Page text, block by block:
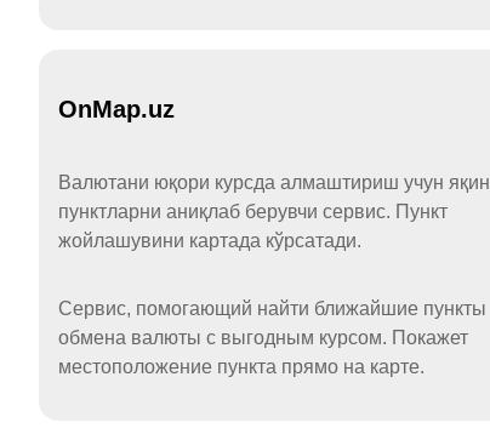
OnMap.uz
Валютани юқори курсда алмаштириш учун яқин
пунктларни аниқлаб берувчи сервис. Пункт
жойлашувини картада кўрсатади.
Сервис, помогающий найти ближайшие пункты
обмена валюты с выгодным курсом. Покажет
местоположение пункта прямо на карте.